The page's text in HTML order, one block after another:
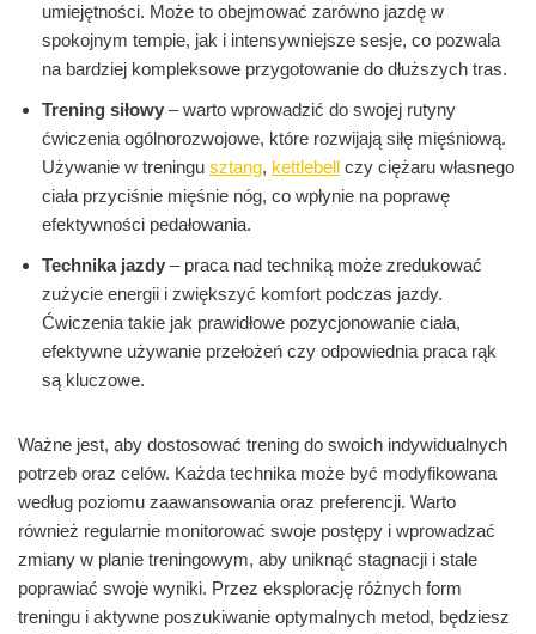
umiejętności. Może to obejmować zarówno jazdę w
spokojnym tempie, jak i intensywniejsze sesje, co pozwala
na bardziej kompleksowe przygotowanie do dłuższych tras.
Trening siłowy – warto wprowadzić do swojej rutyny
ćwiczenia ogólnorozwojowe, które rozwijają siłę mięśniową.
Używanie w treningu sztang, kettlebell czy ciężaru własnego
ciała przyciśnie mięśnie nóg, co wpłynie na poprawę
efektywności pedałowania.
Technika jazdy – praca nad techniką może zredukować
zużycie energii i zwiększyć komfort podczas jazdy.
Ćwiczenia takie jak prawidłowe pozycjonowanie ciała,
efektywne używanie przełożeń czy odpowiednia praca rąk
są kluczowe.
Ważne jest, aby dostosować trening do swoich indywidualnych
potrzeb oraz celów. Każda technika może być modyfikowana
według poziomu zaawansowania oraz preferencji. Warto
również regularnie monitorować swoje postępy i wprowadzać
zmiany w planie treningowym, aby uniknąć stagnacji i stale
poprawiać swoje wyniki. Przez eksplorację różnych form
treningu i aktywne poszukiwanie optymalnych metod, będziesz